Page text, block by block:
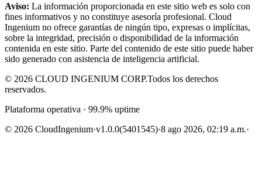
Aviso: La información proporcionada en este sitio web es solo con
fines informativos y no constituye asesoría profesional. Cloud
Ingenium no ofrece garantías de ningún tipo, expresas o implícitas,
sobre la integridad, precisión o disponibilidad de la información
contenida en este sitio. Parte del contenido de este sitio puede haber
sido generado con asistencia de inteligencia artificial.
© 2026 CLOUD INGENIUM CORP.Todos los derechos
reservados.
Plataforma operativa · 99.9% uptime
© 2026 CloudIngenium·v1.0.0(5401545)·8 ago 2026, 02:19 a.m.·